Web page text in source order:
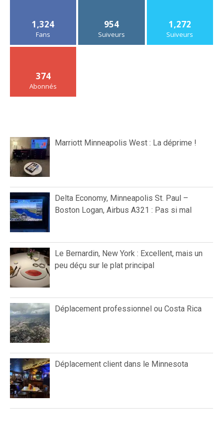
1,324
Fans
954
Suiveurs
1,272
Suiveurs
374
Abonnés
Marriott Minneapolis West : La déprime !
Delta Economy, Minneapolis St. Paul –
Boston Logan, Airbus A321 : Pas si mal
Le Bernardin, New York : Excellent, mais un
peu déçu sur le plat principal
Déplacement professionnel ou Costa Rica
Déplacement client dans le Minnesota